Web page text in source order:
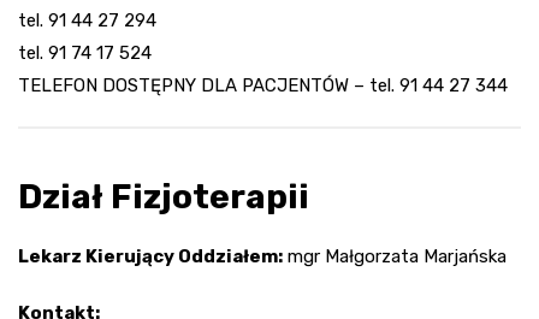
tel. 91 44 27 294
tel. 91 74 17 524
TELEFON DOSTĘPNY DLA PACJENTÓW – tel. 91 44 27 344
Dział Fizjoterapii
Lekarz Kierujący Oddziałem: mgr Małgorzata Marjańska
Kontakt: